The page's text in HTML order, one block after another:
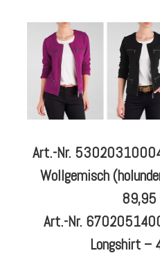
Art.-Nr.
Wollgemisch
89,95
Art.-Nr.
Longshirt –